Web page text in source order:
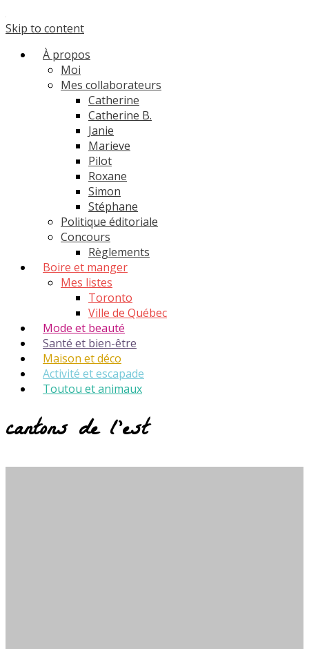
Skip to content
À propos
Moi
Mes collaborateurs
Catherine
Catherine B.
Janie
Marieve
Pilot
Roxane
Simon
Stéphane
Politique éditoriale
Concours
Règlements
Boire et manger
Mes listes
Toronto
Ville de Québec
Mode et beauté
Santé et bien-être
Maison et déco
Activité et escapade
Toutou et animaux
cantons de l’est